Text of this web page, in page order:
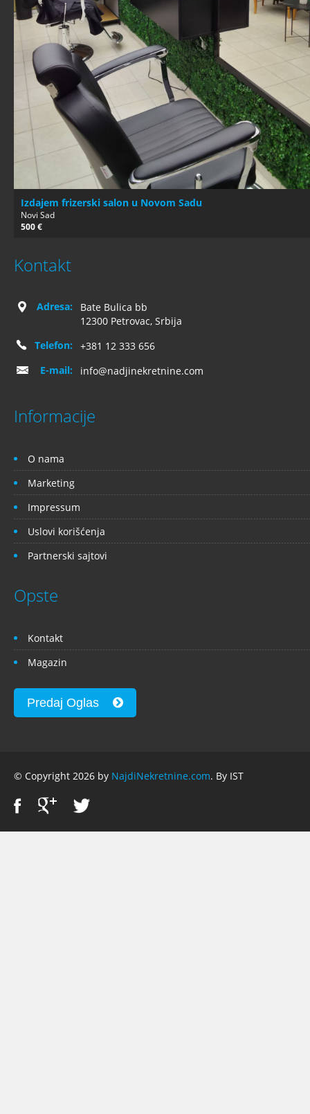
Izdajem frizerski salon u Novom Sadu
Novi Sad
500 €
Kontakt
Adresa:
Bate Bulica bb
12300 Petrovac, Srbija
Telefon:
+381 12 333 656
E-mail:
info@nadjinekretnine.com
Informacije
O nama
Marketing
Impressum
Uslovi korišćenja
Partnerski sajtovi
Opste
Kontakt
Magazin
Predaj Oglas
© Copyright 2026 by NajdiNekretnine.com. By IST